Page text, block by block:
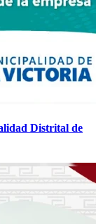
Distrital de